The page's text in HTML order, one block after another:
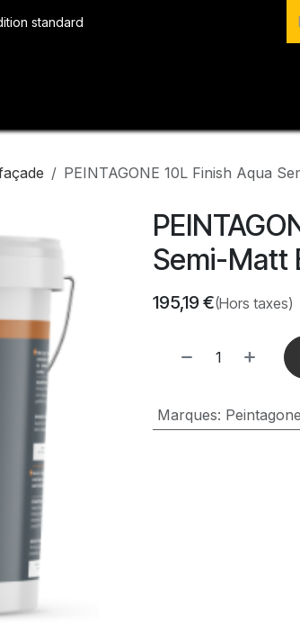
standard
PEINTAGONE 10L Finish Aqua
Semi-Matt
195,19€(Hors taxes)
Marques: Peintagone